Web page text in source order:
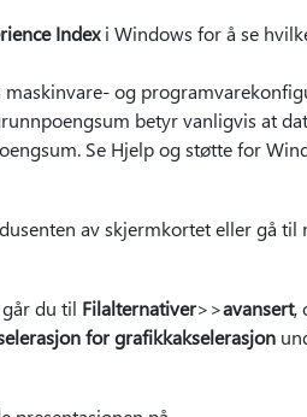
Indexi Windows for å se
og
betyr vanligvis at
Se Hjelp og støtte for
av skjermkortet eller gå til
du til Filalternativer>>avansert,
for grafikkakselerasjon